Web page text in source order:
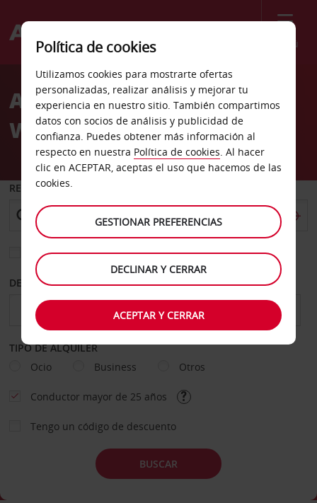
Menú
Welcome
AvisAlquiler de coches
Westport
RECOGER EN
Elegir otra oficina de devolución
DESDE HASTA
TIPO DE ALQUILER
Ocio
Business Otros
Conductor mayor de 25 años
Tengo un código de descuento
BUSCAR
Política de cookies
Utilizamos cookies para mostrarte ofertas
personalizadas, realizar análisis y mejorar tu
experiencia en nuestro sitio. También compartimos
datos con socios de análisis y publicidad de
confianza. Puedes obtener más información al
respecto en nuestra Política de cookies. Al hacer
clic en ACEPTAR, aceptas el uso que hacemos de las
cookies.
GESTIONAR PREFERENCIAS
DECLINAR Y CERRAR
ACEPTAR Y CERRAR